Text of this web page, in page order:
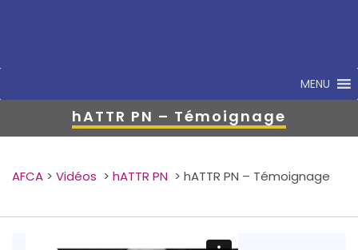
MENU
hATTR PN – Témoignage
AFCA > Vidéos > hATTR PN > hATTR PN – Témoignage